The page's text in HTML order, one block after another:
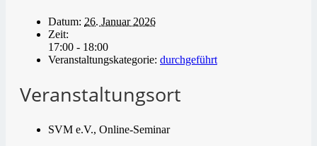
Datum: 26. Januar 2026
Zeit:
17:00 - 18:00
Veranstaltungskategorie: durchgeführt
Veranstaltungsort
SVM e.V., Online-Seminar